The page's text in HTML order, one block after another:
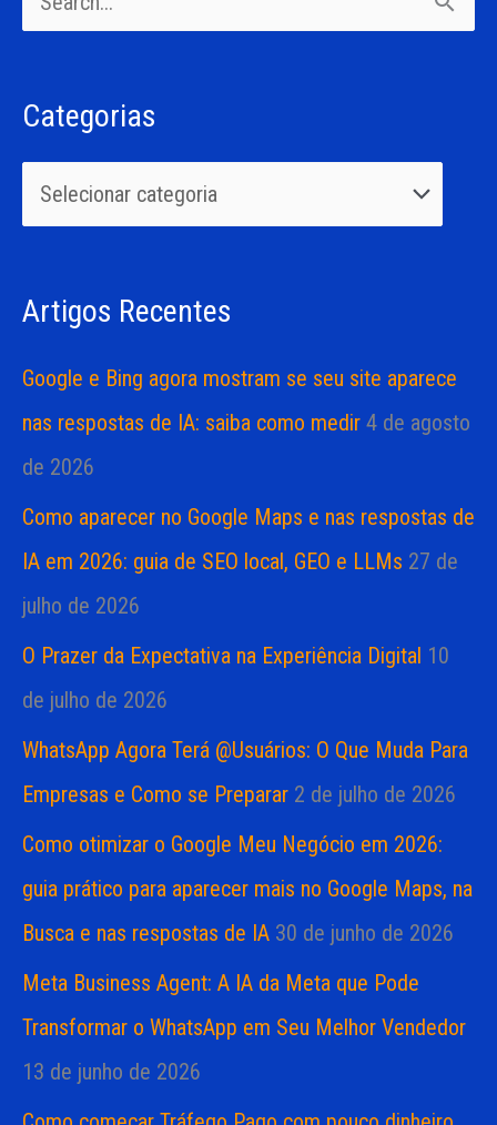
s
i
a
r
o
Categorias
g
sArtigos Recentes
Google e Bing agora mostram se seu site aparece
nas respostas de IA: saiba como medir 4 de agosto
de 2026
Como aparecer no Google Maps e nas respostas de
IA em 2026: guia de SEO local, GEO e LLMs 27 de
julho de 2026
O Prazer da Expectativa na Experiência Digital 10
de julho de 2026
WhatsApp Agora Terá @Usuários: O Que Muda Para
Empresas e Como se Preparar 2 de julho de 2026
Como otimizar o Google Meu Negócio em 2026:
guia prático para aparecer mais no Google Maps, na
Busca e nas respostas de IA 30 de junho de 2026
Meta Business Agent: A IA da Meta que Pode
Transformar o WhatsApp em Seu Melhor Vendedor
13 de junho de 2026